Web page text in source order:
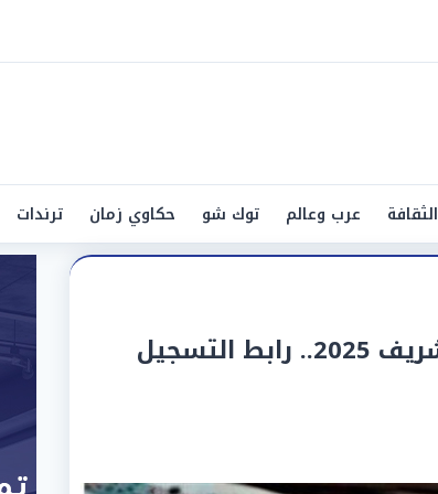
الثقافة عرب وعالم توك شو حكاوي زمان ترندات
تفاصيل منحة المولد النبوي الشريف 2025.. رابط التسجيل